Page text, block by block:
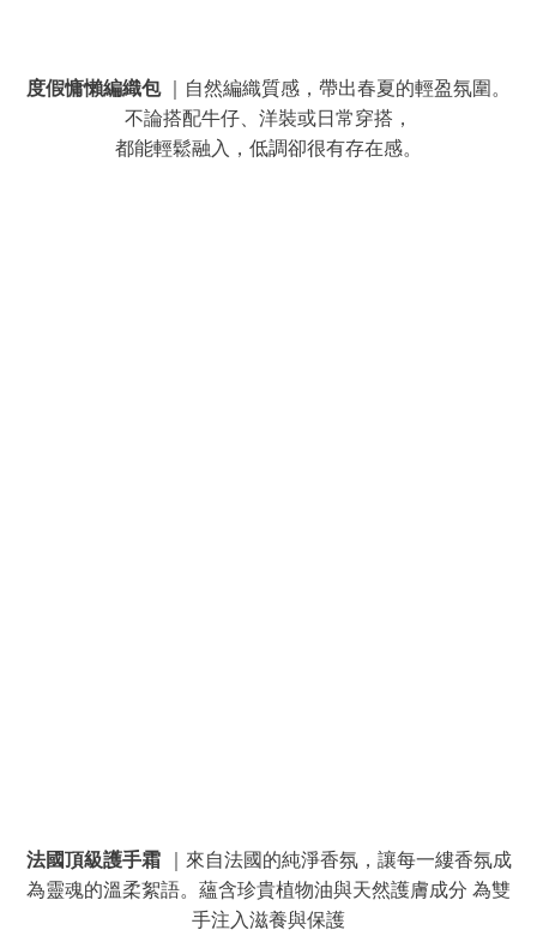
度假慵懶編織包｜自然編織質感，帶出春夏的輕盈氛圍。
不論搭配牛仔、洋裝或日常穿搭，
都能輕鬆融入，低調卻很有存在感。
法國頂級護手霜
｜來自法國的純淨香氛，讓每一縷香氛成
為靈魂的溫柔絮語。蘊含珍貴植物油與天然護膚成分 為雙
手注入滋養與保護